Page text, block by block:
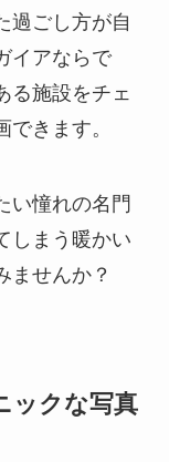
過ごし方が自
イアならで
る施設をチェ
きます。
い憧れの名門
しまう暖かい
ませんか？
ックな写真